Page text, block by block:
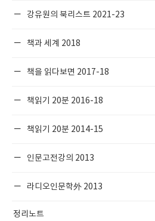
강유원의 북리스트 2021-23
책과 세계 2018
책을 읽다보면 2017-18
책읽기 20분 2016-18
책읽기 20분 2014-15
인문고전강의 2013
라디오인문학外 2013
정리노트